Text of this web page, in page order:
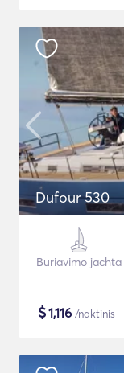
Dufour 530
Buriavimo jachta
$1,116 /naktinis